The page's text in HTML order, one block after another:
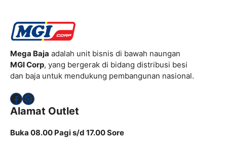
Mega Baja adalah unit bisnis di bawah naungan
MGI Corp, yang bergerak di bidang distribusi besi
dan baja untuk mendukung pembangunan nasional.
Facebook
Instagram
Alamat Outlet
Buka 08.00 Pagi s/d 17.00 Sore